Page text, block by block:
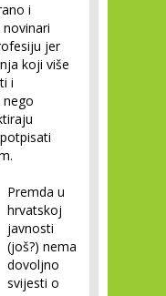
i
jer
koji više
i
Premda u
hrvatskoj
javnosti
(još?) nema
dovoljno
svijesti o